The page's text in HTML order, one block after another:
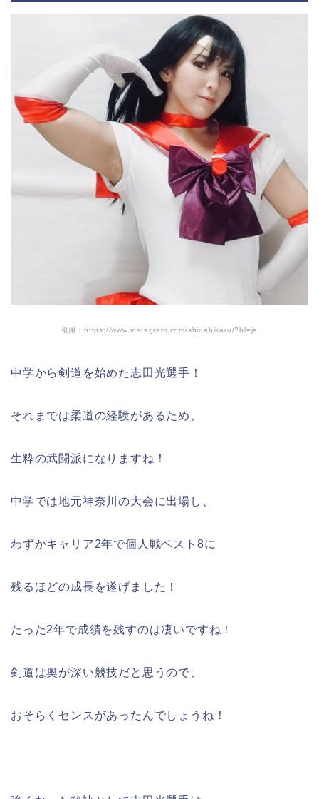
引用：https://www.instagram.com/shidahikaru/?hl=ja
中学から剣道を始めた志田光選手！
それまでは柔道の経験があるため、
生粋の武闘派になりますね！
中学では地元神奈川の大会に出場し、
わずかキャリア2年で個人戦ベスト8に
残るほどの成長を遂げました！
たった2年で成績を残すのは凄いですね！
剣道は奥が深い競技だと思うので、
おそらくセンスがあったんでしょうね！